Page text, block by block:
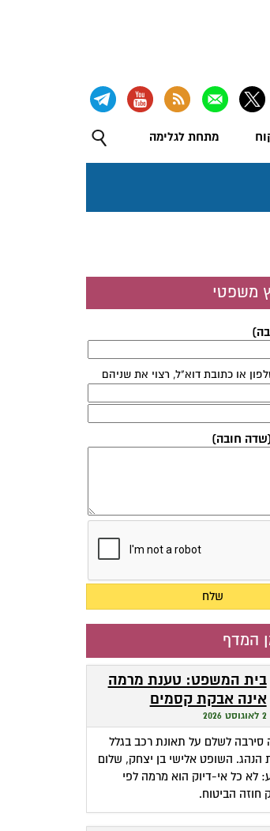
מתחת לגלימה
משפטי
או כתובת דוא"ל, רצוי את שניהם
חובה)
המדף
בית המשפט: טענת מרמה
אינה אבקת קסמים
שהופכת אי-דיוק לפטור
מתשלום
2 לאוגוסט 2026
לשלם על תאונת רכב בגלל
הנהג. השופט אלישי בן יצחק, שלום
לא כל אי-דיוק הוא מרמה לפי